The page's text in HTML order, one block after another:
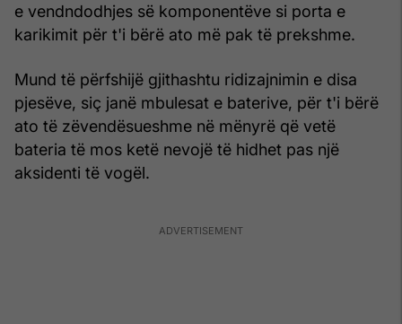
e vendndodhjes së komponentëve si porta e
karikimit për t'i bërë ato më pak të prekshme.
Mund të përfshijë gjithashtu ridizajnimin e disa
pjesëve, siç janë mbulesat e baterive, për t'i bërë
ato të zëvendësueshme në mënyrë që vetë
bateria të mos ketë nevojë të hidhet pas një
aksidenti të vogël.